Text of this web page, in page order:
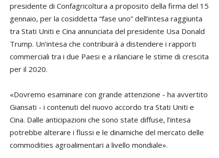
presidente di Confagricoltura a proposito della firma del 15
gennaio, per la cosiddetta “fase uno” dell’intesa raggiunta
tra Stati Uniti e Cina annunciata del presidente Usa Donald
Trump. Un’intesa che contribuirà a distendere i rapporti
commerciali tra i due Paesi e a rilanciare le stime di crescita
per il 2020.
«Dovremo esaminare con grande attenzione - ha avvertito
Giansati - i contenuti del nuovo accordo tra Stati Uniti e
Cina. Dalle anticipazioni che sono state diffuse, l’intesa
potrebbe alterare i flussi e le dinamiche del mercato delle
commodities agroalimentari a livello mondiale».